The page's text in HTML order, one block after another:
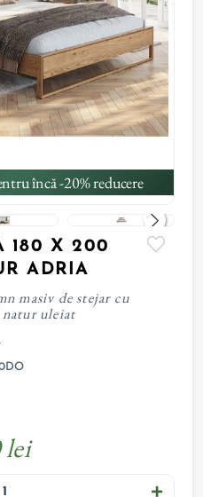
încă -20% reducere
180 X 200
ADRIA
masiv de stejar cu
uleiat
lei